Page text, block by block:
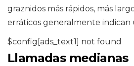
graznidos más rápidos, más
erráticos generalmente indican
$config[ads_text1] not found
Llamadas medianas